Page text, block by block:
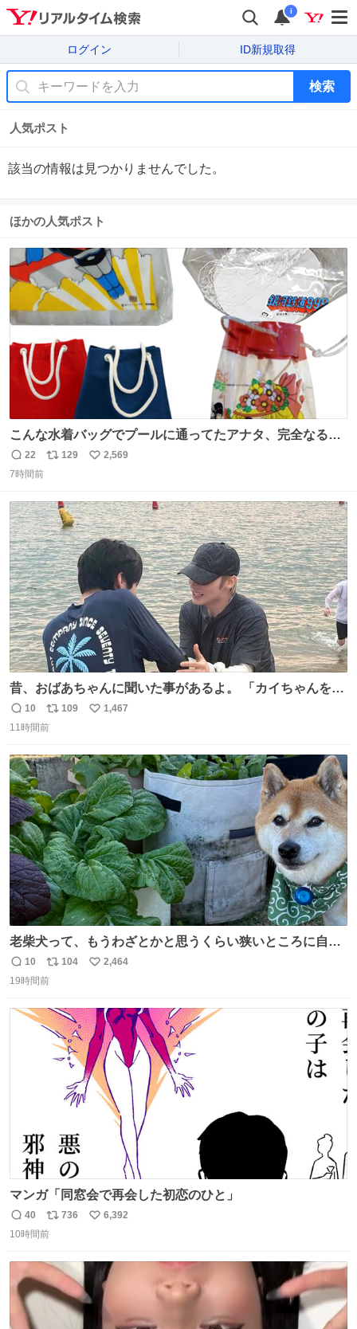
i
ログイン ID新規取得
検索
人気ポスト
該当の情報は見つかりませんでした。
ほかの人気ポスト
こんな水着バッグでプールに通ってたアナタ、完全なる同
世代（笑） #70年代 #80年代 #昭和レトロ
返
信
22
リ
ト
数
129
い
数
2,569
7時間前
昔、おばあちゃんに聞いた事があるよ。 「カイちゃんをい
じめると、アイツが海から上がって来るぞ。」って。
返
信
10
リ
ポ
ト
数
109
い
数
1,467
11時間前
老柴犬って、もうわざとかと思うくらい狭いところに自ら
はまりにいくじゃないですか？ 今朝ガーデニングしてる飼
い主の間にはまってきて、最高に可愛かった♥️
返
信
10
リ
ポ
ト
数
104
い
数
2,464
19時間前
マンガ「同窓会で再会した初恋のひと」
返
信
40
リ
ポ
ト
数
736
い
6,392
10時間前